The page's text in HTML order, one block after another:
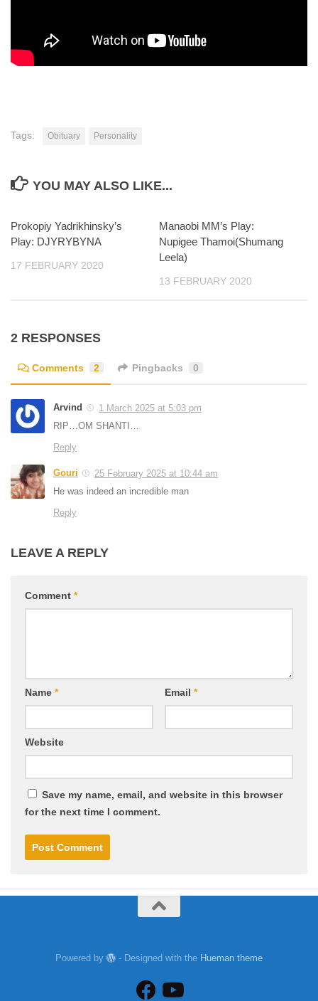
Tags: Obituary Personality
YOU MAY ALSO LIKE...
Prokopiy Yadrikhinsky’s
Play: DJYRYBYNA
17 FEBRUARY 2020
Manaobi MM’s Play:
Nupigee Thamoi(Shumang
Leela)
13 FEBRUARY 2020
2 RESPONSES
Comments 2 Pingbacks 0
Arvind
1 March 2025 at 5:03 pm
RIP…OM SHANTI…
Reply
Gouri
25 February 2025 at 10:44 am
He was indeed an incredible man
Reply
LEAVE A REPLY
Comment *
Name * Email *
Website
Save my name, email, and website in this browser
for the next time I comment.
Powered by - Designed with the Hueman theme